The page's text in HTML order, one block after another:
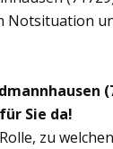
Notsituation
Sie da!
zu